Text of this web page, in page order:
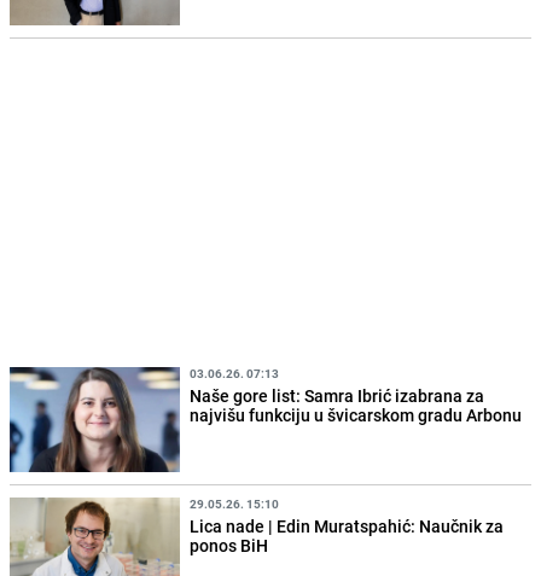
03.06.26. 07:13
Naše gore list: Samra Ibrić izabrana za
najvišu funkciju u švicarskom gradu Arbonu
29.05.26. 15:10
Lica nade | Edin Muratspahić: Naučnik za
ponos BiH